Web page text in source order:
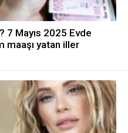
7 Mayıs 2025 Evde
maaşı yatan iller